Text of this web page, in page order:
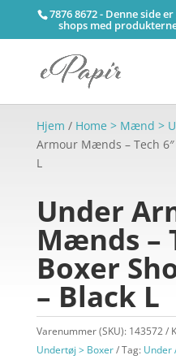
7876 8672 - Denne side
shops med
Hjem / Home > Mænd >
Armour Mænds – Tech
L
Under
Mænds –
Boxer
– Black L
Varenummer (SKU): 143572
Undertøj > Boxer
Tag: Under